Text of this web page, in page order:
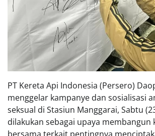
PT Kereta Api Indonesia (Persero)
menggelar kampanye dan sosialisasi
seksual di Stasiun Manggarai, Sabtu
dilakukan sebagai upaya membangun
bersama terkait pentingnya